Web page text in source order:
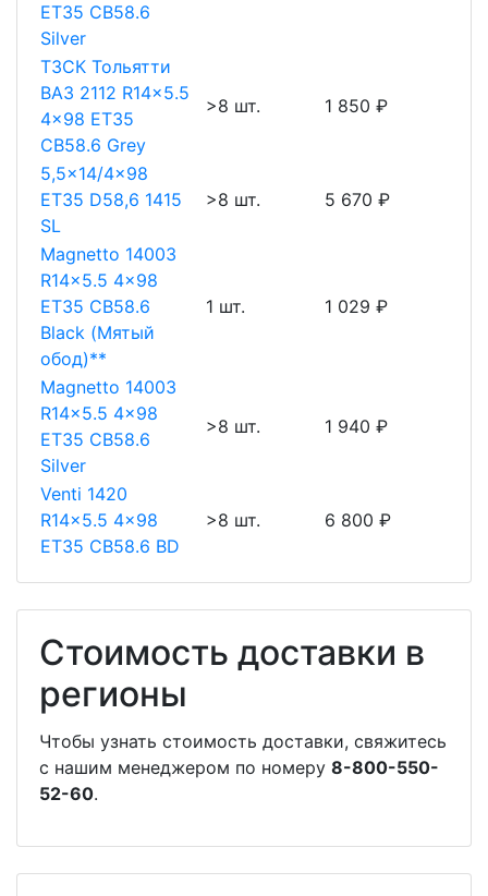
ET35 CB58.6
Silver
ТЗСК Тольятти
ВАЗ 2112 R14x5.5
4x98 ET35
CB58.6 Grey
>8 шт. 1 850 ₽
5,5x14/4x98
ET35 D58,6 1415
SL
>8 шт. 5 670 ₽
Magnetto 14003
R14x5.5 4x98
ET35 CB58.6
Black (Мятый
обод)**
1 шт. 1 029 ₽
Magnetto 14003
R14x5.5 4x98
ET35 CB58.6
Silver
>8 шт. 1 940 ₽
Venti 1420
R14x5.5 4x98
ET35 CB58.6 BD
>8 шт. 6 800 ₽
Стоимость доставки в
регионы
Чтобы узнать стоимость доставки, свяжитесь
с нашим менеджером по номеру 8-800-550-
52-60.